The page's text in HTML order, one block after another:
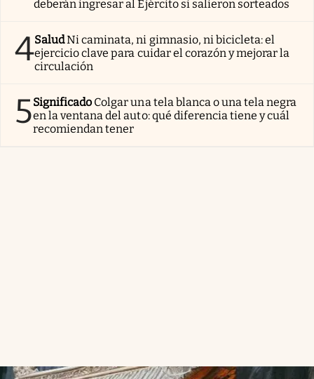
deberán ingresar al Ejército si salieron sorteados
4SaludNi caminata, ni gimnasio, ni bicicleta: el
ejercicio clave para cuidar el corazón y mejorar la
circulación
5Significado Colgar una tela blanca o una tela negra
en la ventana del auto: qué diferencia tiene y cuál
recomiendan tener